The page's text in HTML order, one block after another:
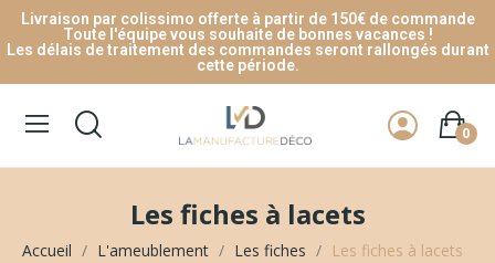
Livraison par colissimo offerte à partir de 150€ de commande
Toute l'équipe vous souhaite de bonnes vacances !
Les délais de traitement des commandes seront rallongés durant
cette période.
0
Les fiches à lacets
Accueil L'ameublement Les fiches Les fiches à lacets